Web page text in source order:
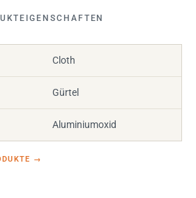
Cloth
Gürtel
Aluminiumoxid
→